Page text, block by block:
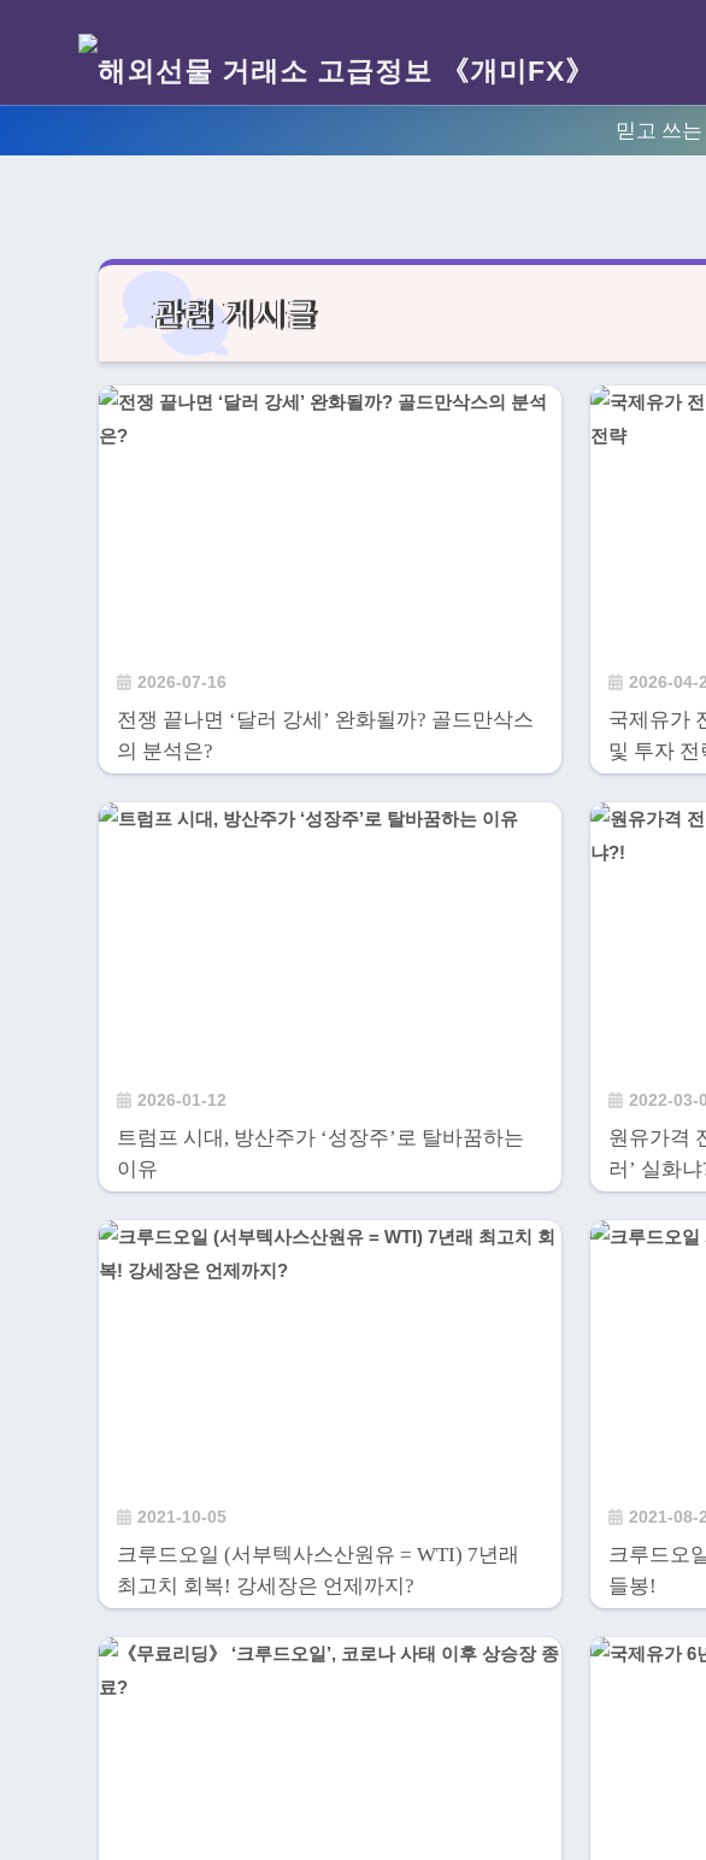
믿고 쓰는
관련 게시글
2026-07-16
전쟁 끝나면 ‘달러 강세’ 완화될까? 골드만삭스
의 분석은?
2026-04-
국제유가
및 투자 전
2026-01-12
트럼프 시대, 방산주가 ‘성장주’로 탈바꿈하는
이유
2022-03-
원유가격
러’ 실화냐
2021-10-05
크루드오일 (서부텍사스산원유 = WTI) 7년래
최고치 회복! 강세장은 언제까지?
2021-08-
크루드오
들봉!